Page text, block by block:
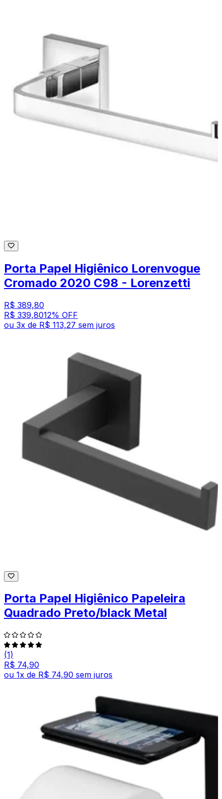
Porta Papel Higiênico Lorenvogue
Cromado 2020 C98 - Lorenzetti
R$ 389,80
R$ 339,8012% OFF
ou 3x de R$ 113,27 sem juros
Porta Papel Higiênico Papeleira
Quadrado Preto/black Metal
(1)
R$ 74,90
ou 1x de R$ 74,90 sem juros